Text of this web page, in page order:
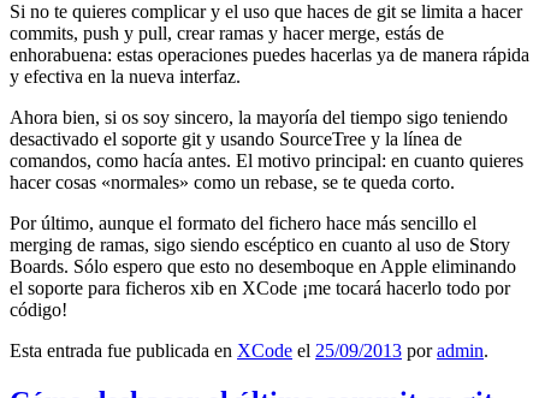
Si no te quieres complicar y el uso que haces de git se limita a hacer
commits, push y pull, crear ramas y hacer merge, estás de
enhorabuena: estas operaciones puedes hacerlas ya de manera rápida
y efectiva en la nueva interfaz.
Ahora bien, si os soy sincero, la mayoría del tiempo sigo teniendo
desactivado el soporte git y usando SourceTree y la línea de
comandos, como hacía antes. El motivo principal: en cuanto quieres
hacer cosas «normales» como un rebase, se te queda corto.
Por último, aunque el formato del fichero hace más sencillo el
merging de ramas, sigo siendo escéptico en cuanto al uso de Story
Boards. Sólo espero que esto no desemboque en Apple eliminando
el soporte para ficheros xib en XCode ¡me tocará hacerlo todo por
código!
Esta entrada fue publicada en XCode el 25/09/2013 poradmin.